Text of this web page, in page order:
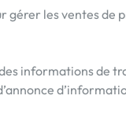
gérer les ventes de
informations de